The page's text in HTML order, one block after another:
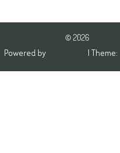
© 2026
Powered by | Theme: